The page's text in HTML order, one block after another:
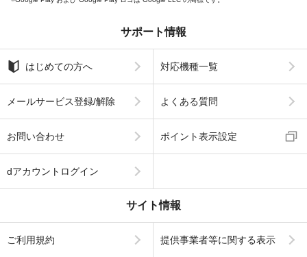
サポート情報
はじめての方へ 対応機種一覧
メールサービス登録/解除 よくある質問
お問い合わせ ポイント表示設定
dアカウントログイン
サイト情報
ご利用規約 提供事業者等に関する表示